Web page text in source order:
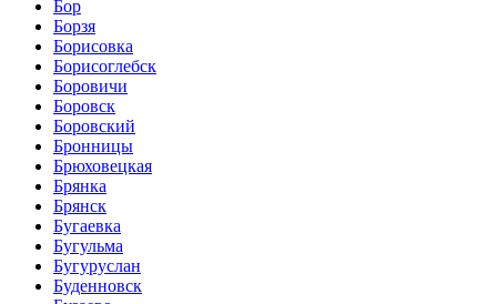
Бор
Борзя
Борисовка
Борисоглебск
Боровичи
Боровск
Боровский
Бронницы
Брюховецкая
Брянка
Брянск
Бугаевка
Бугульма
Бугуруслан
Буденновск